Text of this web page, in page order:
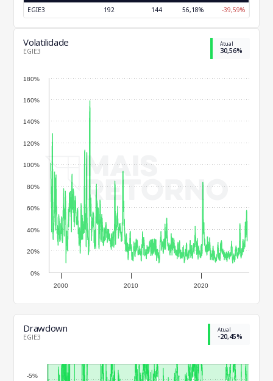
EGIE3
192 144 56,18% -39,59%
Volatilidade
EGIE3
Atual
30,56%
2000 2010 2020
0%
20%
40%
60%
80%
100%
120%
140%
160%
180%
Drawdown
EGIE3
Atual
-20,45%
-5%